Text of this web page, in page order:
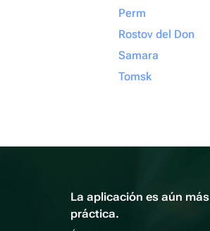
Perm
Rostov del Don
Samara
Tomsk
La aplicación es aún más
práctica.